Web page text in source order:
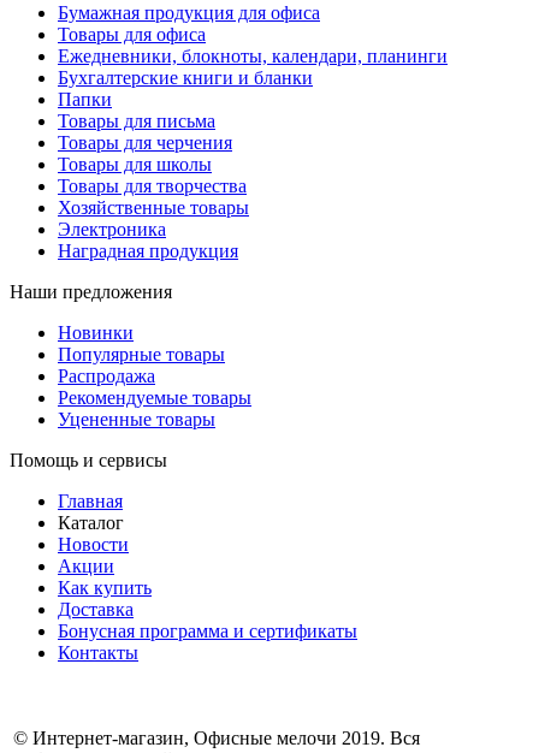
Бумажная продукция для офиса
Товары для офиса
Ежедневники, блокноты, календари, планинги
Бухгалтерские книги и бланки
Папки
Товары для письма
Товары для черчения
Товары для школы
Товары для творчества
Хозяйственные товары
Электроника
Наградная продукция
Наши предложения
Новинки
Популярные товары
Распродажа
Рекомендуемые товары
Уцененные товары
Помощь и сервисы
Главная
Каталог
Новости
Акции
Как купить
Доставка
Бонусная программа и сертификаты
Контакты
© Интернет-магазин, Офисные мелочи 2019. Вся